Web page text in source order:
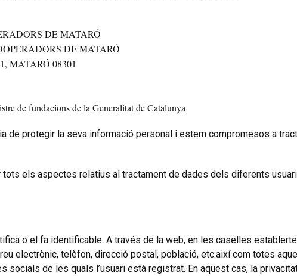
DE MATARÓ
DE MATARÓ
MATARÓ 08301
de fundacions de la Generalitat de Catalunya
de protegir la seva informació personal i estem compromesos a
els aspectes relatius al tractament de dades dels diferents
o el fa identificable. A través de la web, en les caselles
electrònic, telèfon, direcció postal, població, etc.així com totes
socials de les quals l’usuari està registrat. En aquest cas, la